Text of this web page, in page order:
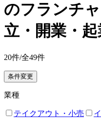
のフランチ
立・開業・
20件/全49件
条件変更
業種
テイクアウト・小売